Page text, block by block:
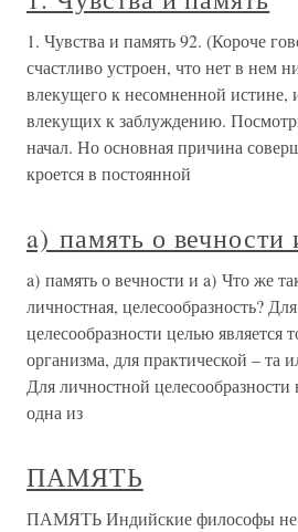
1. Чувства и память 92. (Короче
счастливо устроен, что нет в нем
влекущего к несомненной истине,
влекущих к заблуждению.
начал. Но основная причина
кроется в постоянной
a) память о вечности
a) память о вечности и a) Что же
личностная, целесообразность?
целесообразности целью является
организма, для практической – та
Для личностной целесообразности
одна из
ПАМЯТЬ
ПАМЯТЬ Индийские философы не